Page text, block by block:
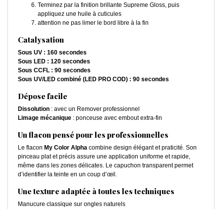
Terminez par la finition brillante Supreme Gloss, puis
appliquez une huile à cuticules
attention ne pas limer le bord libre à la fin
Catalysation
Sous UV : 160 secondes
Sous LED : 120 secondes
Sous CCFL : 90 secondes
Sous UV/LED combiné (LED PRO COD) : 90 secondes
Dépose facile
Dissolution : avec un Remover professionnel
Limage mécanique : ponceuse avec embout extra-fin
Un flacon pensé pour les professionnelles
Le flacon My Color Alpha combine design élégant et praticité. Son
pinceau plat et précis assure une application uniforme et rapide,
même dans les zones délicates. Le capuchon transparent permet
d’identifier la teinte en un coup d’œil.
Une texture adaptée à toutes les techniques
Manucure classique sur ongles naturels